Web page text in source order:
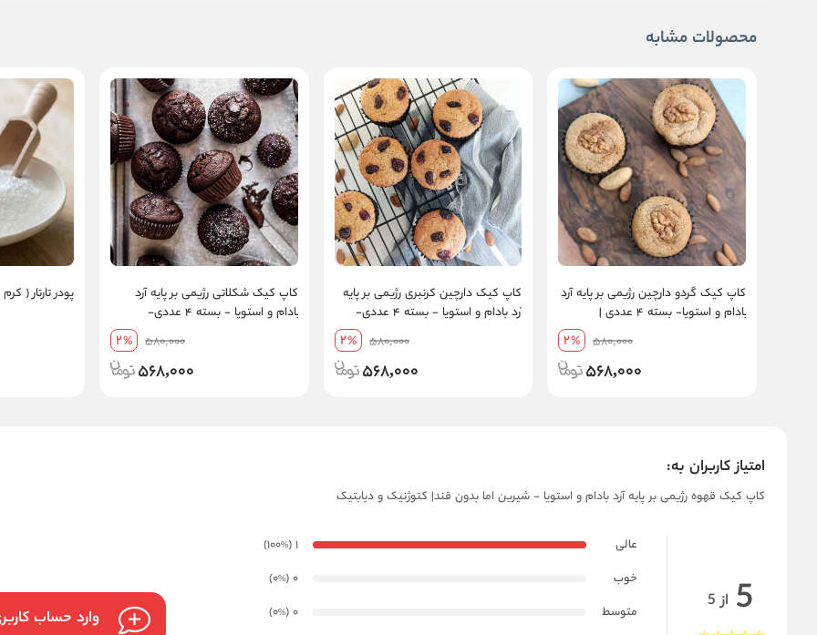
محصولات مشابه
کاپ کیک گردو دارچین رژیمی بر پایه آرد
بادام و استویا- بسته ۴ عددی |
580,000
2%
568,000
کاپ کیک دارچین کرنبری رژیمی بر پایه
آرد بادام و استویا - بسته ۴ عددی-
580,000
2%
568,000
کاپ کیک شکلاتی رژیمی بر پایه آرد
بادام و استویا - بسته ۴ عددی-
580,000
2%
568,000
پودر تارتار ( کرم
امتیاز کاربران به:
کاپ کیک قهوه رژیمی بر پایه آرد بادام و استویا - شیرین اما بدون قند| کتوژنیک و دیابتیک
5 از 5
عالی 1
(100
%
)
خوب
0
(0
%
)
متوسط
0
(0
%
)
وارد حساب